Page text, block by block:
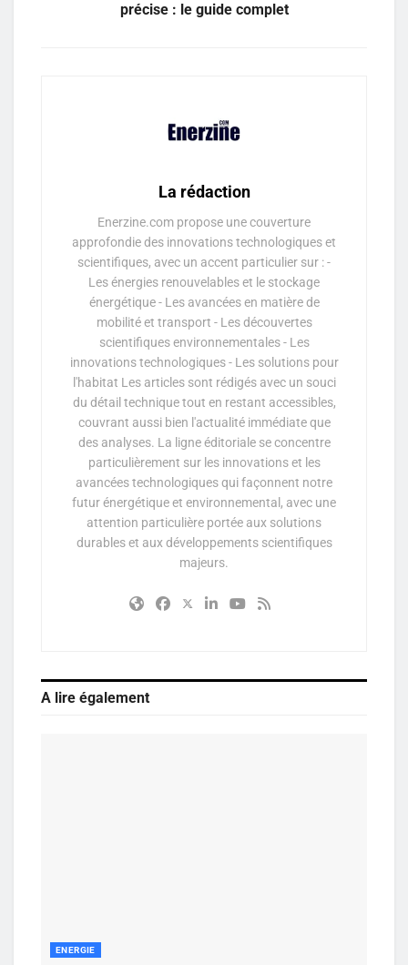
précise : le guide complet
La rédaction
Enerzine.com propose une couverture
approfondie des innovations technologiques et
scientifiques, avec un accent particulier sur : -
Les énergies renouvelables et le stockage
énergétique - Les avancées en matière de
mobilité et transport - Les découvertes
scientifiques environnementales - Les
innovations technologiques - Les solutions pour
l'habitat Les articles sont rédigés avec un souci
du détail technique tout en restant accessibles,
couvrant aussi bien l'actualité immédiate que
des analyses. La ligne éditoriale se concentre
particulièrement sur les innovations et les
avancées technologiques qui façonnent notre
futur énergétique et environnemental, avec une
attention particulière portée aux solutions
durables et aux développements scientifiques
majeurs.
A lire également
ENERGIE